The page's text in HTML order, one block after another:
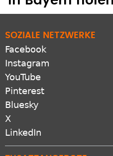
SOZIALE NETZWERKE
Facebook
Instagram
YouTube
Pinterest
Bluesky
X
LinkedIn